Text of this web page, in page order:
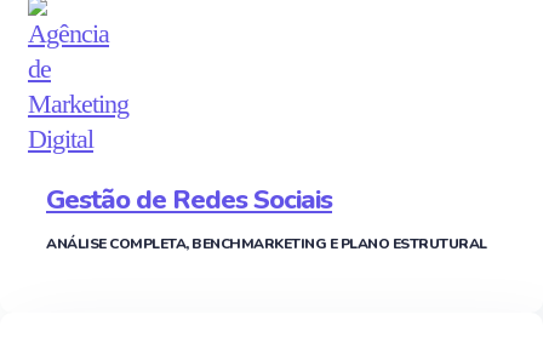
Gestão de Redes Sociais
ANÁLISE COMPLETA, BENCHMARKETING E PLANO ESTRUTURAL